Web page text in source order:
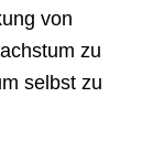
von
zu
selbst zu